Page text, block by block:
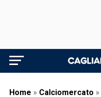
Home » Calciomercato »